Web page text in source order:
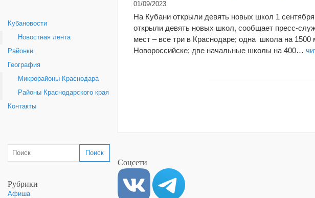
Кубановости
Новостная лента
Районки
География
Микрорайоны Краснодара
Районы Краснодарского края
Контакты
Рубрики
Афиша
01/09/2023
На Кубани открыли девять новых школ 1
открыли девять новых школ, сообщает пресс-
мест – все три в Краснодаре; одна школа на 1500
Новороссийске; две начальные школы на 400…
Соцсети